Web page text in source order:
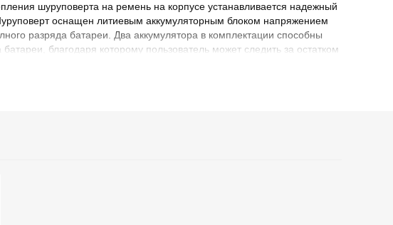
шуруповерта на ремень на корпусе устанавливается надежный
оснащен литиевым аккумуляторным блоком напряжением
разряда батареи. Два аккумулятора в комплектации способны
благодаря которому пользователь может следить за остатком